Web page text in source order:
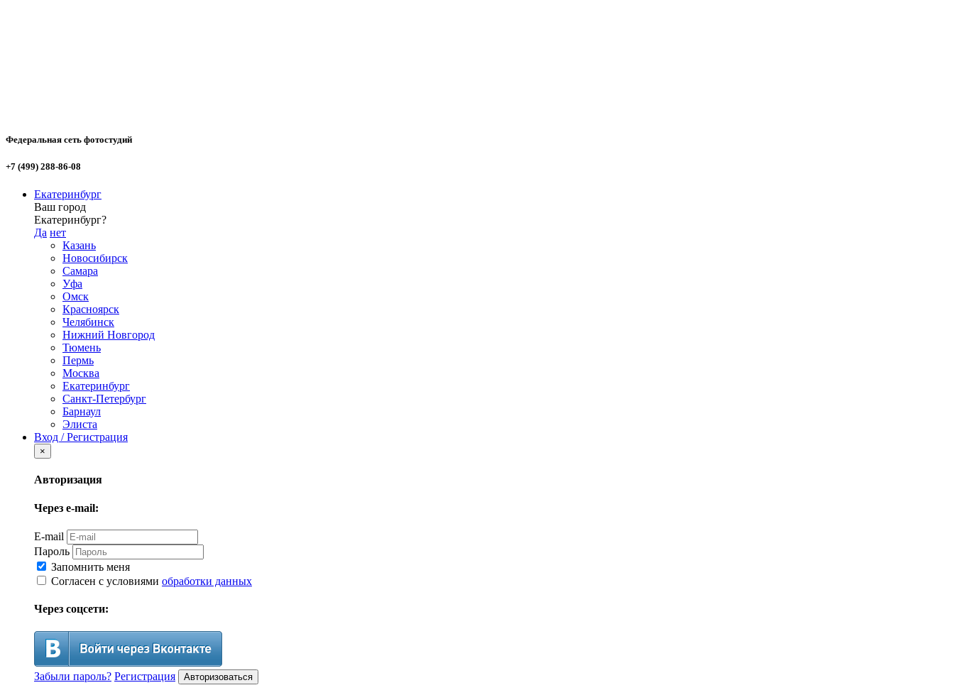
Федеральная сеть фотостудий
+7 (499) 288-86-08
Екатеринбург
Ваш город
Екатеринбург?
Да нет
Казань
Новосибирск
Самара
Уфа
Омск
Красноярск
Челябинск
Нижний Новгород
Тюмень
Пермь
Москва
Екатеринбург
Санкт-Петербург
Барнаул
Элиста
Вход / Регистрация
×
Авторизация
Через e-mail:
E-mail
Пароль
Запомнить меня
Согласен с условиями обработки данных
Через соцсети:
Забыли пароль? Регистрация Авторизоваться